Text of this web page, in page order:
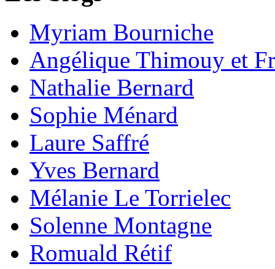
Myriam Bourniche
Angélique Thimouy et
Nathalie Bernard
Sophie Ménard
Laure Saffré
Yves Bernard
Mélanie Le Torrielec
Solenne Montagne
Romuald Rétif